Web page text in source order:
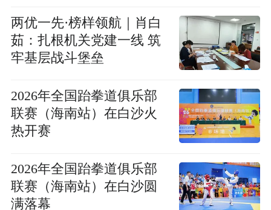
两优一先·榜样领航｜肖白
茹：扎根机关党建一线 筑
牢基层战斗堡垒
2026年全国跆拳道俱乐部
联赛（海南站）在白沙火
热开赛
2026年全国跆拳道俱乐部
联赛（海南站）在白沙圆
满落幕